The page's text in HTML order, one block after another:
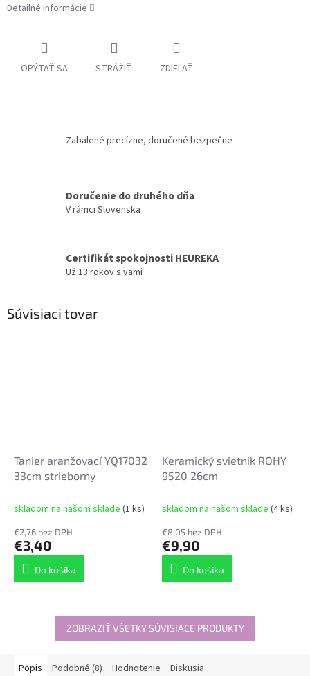
Detailné informácie
OPÝTAŤ SA STRÁŽIŤ ZDIEĽAŤ
Zabalené precízne, doručené bezpečne
Doručenie do druhého dňa
V rámci Slovenska
Certifikát spokojnosti HEUREKA
Už 13 rokov s vami
Súvisiaci tovar
Tanier aranžovací YQ17032
33cm strieborny
skladom na našom sklade (1 ks)
€2,76 bez DPH
€3,40
Do košíka
Keramický svietnik ROHY
9520 26cm
skladom na našom sklade (4 ks)
€8,05 bez DPH
€9,90
Do košíka
ZOBRAZIŤ VŠETKY SÚVISIACE PRODUKTY
Popis Podobné (8) Hodnotenie Diskusia